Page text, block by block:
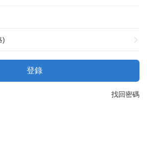
)
登錄
找回密碼